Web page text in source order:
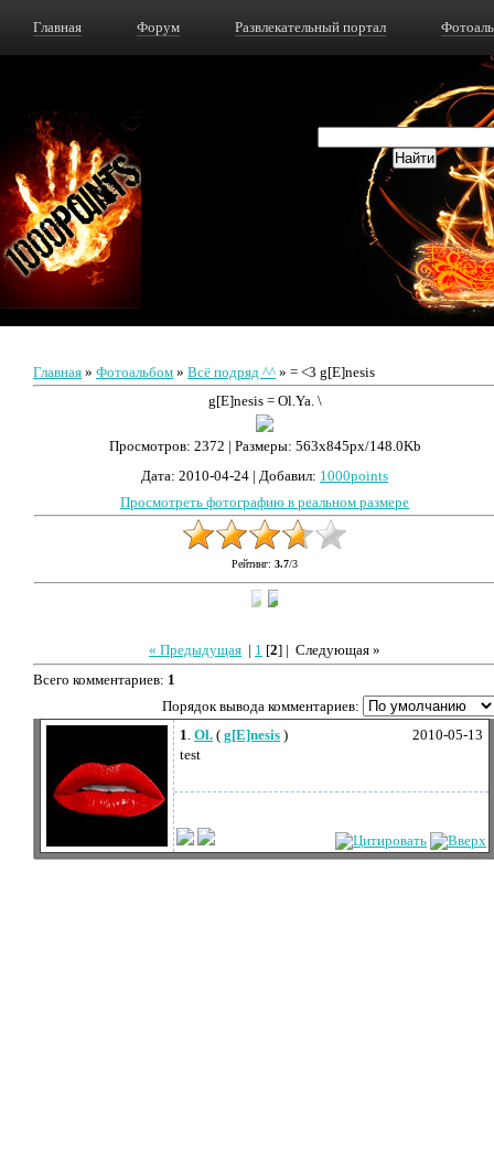
Главная Форум Развлекательный портал
Главная » Фотоальбом » Всё подряд ^^ » = <3 g[E]nesis
g[E]nesis = Ol.Ya. \
Просмотров: 2372 | Размеры: 563x845px/148.0Kb
Дата: 2010-04-24 | Добавил: 1000points
Просмотреть фотографию в реальном размере
Рейтинг: 3.7/3
« Предыдущая | 1 [2] | Следующая »
Всего комментариев: 1
Порядок вывода комментариев:
2010-05-13
1. Ol. ( g[E]nesis )
test